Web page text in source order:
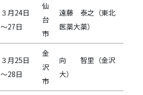
３月24日
～27日
仙
台
市
遠藤 泰之（東北
医薬大薬）
３月25日
～28日
金
沢
市
向 智里（金沢
大）